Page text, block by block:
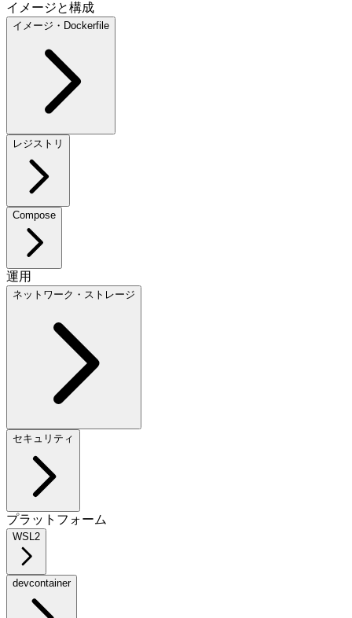
イメージと構成
イメージ・Dockerfile
レジストリ
Compose
運用
ネットワーク・ストレージ
セキュリティ
プラットフォーム
WSL2
devcontainer